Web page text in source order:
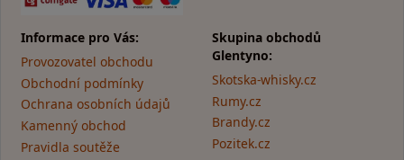
Informace pro Vás:
Provozovatel obchodu
Obchodní podmínky
Ochrana osobních údajů
Kamenný obchod
Pravidla soutěže
Skupina obchodů
Glentyno:
Skotska-whisky.cz
Rumy.cz
Brandy.cz
Pozitek.cz